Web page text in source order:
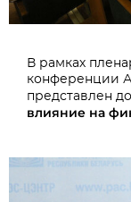
В рамках
конференции
представлен
влияние на